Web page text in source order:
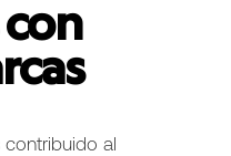
con
contribuido al